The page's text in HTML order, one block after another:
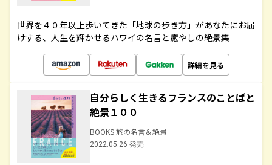
世界を４０年以上歩いてきた「地球の歩き方」があなたにお届
けする、人生を輝かせるハワイの名言と癒やしの絶景集
詳細を見る
自分らしく生きるフランスのことばと
絶景１００
BOOKS 旅の名言＆絶景
2022.05.26 発売